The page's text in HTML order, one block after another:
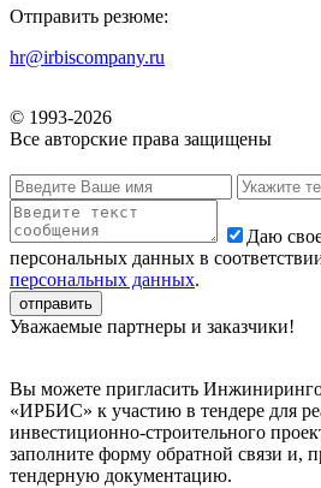
Отправить резюме:
hr@irbiscompany.ru
© 1993-2026
Все авторские права защищены
Даю
персональных данных в
персональных данных.
Уважаемые партнеры и заказчики!
Вы можете пригласить
«ИРБИС» к участию в тендере для
инвестиционно-строительного
заполните форму обратной связи и,
тендерную документацию.